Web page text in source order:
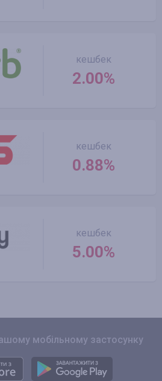
кешбек
2.00%
кешбек
0.88%
кешбек
5.00%
мобільному застосунку